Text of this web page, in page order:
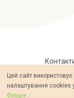
Цей сайт
налаштування cookies
більше .